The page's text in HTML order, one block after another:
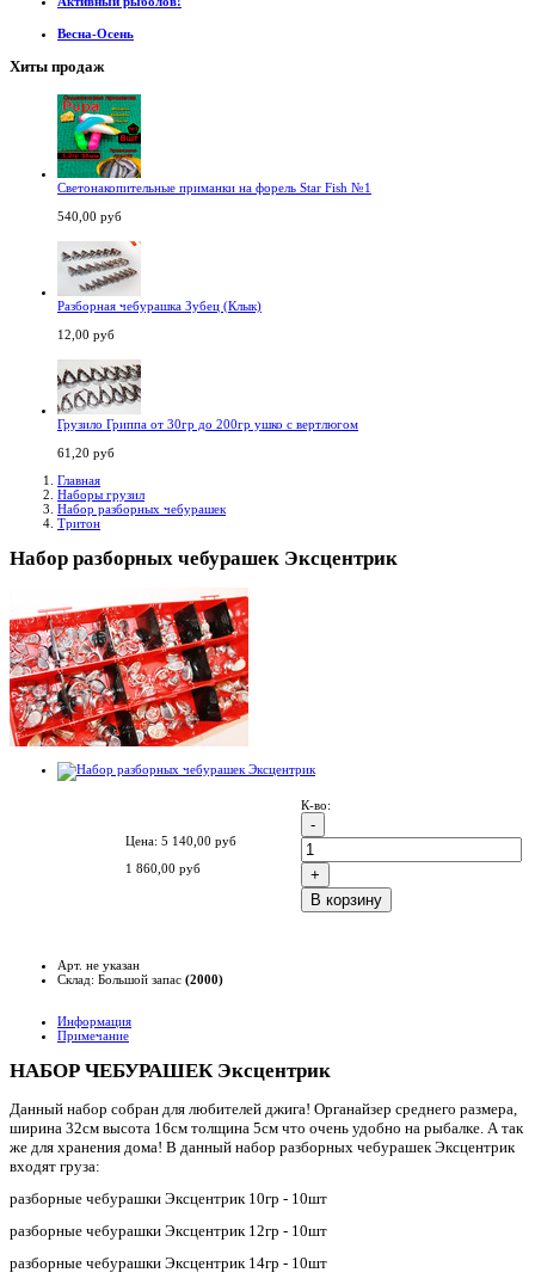
Весна-Осень
Хиты продаж
Светонакопительные приманки на форель Star Fish №1
540,00 руб
Разборная чебурашка Зубец (Клык)
12,00 руб
Грузило Гриппа от 30гр до 200гр ушко с вертлюгом
61,20 руб
Главная
Наборы грузил
Набор разборных чебурашек
Тритон
Набор разборных чебурашек Эксцентрик
Цена: 5 140,00 руб
1 860,00 руб
К-во:
B корзину
Арт. не указан
Склад: Большой запас (2000)
Информация
Примечание
НАБОР ЧЕБУРАШЕК Эксцентрик
Данный набор собран для любителей джига! Органайзер среднего размера,
ширина 32см высота 16см толщина 5см что очень удобно на рыбалке. А так
же для хранения дома! В данный набор разборных чебурашек Эксцентрик
входят груза:
разборные чебурашки Эксцентрик 10гр - 10шт
разборные чебурашки Эксцентрик 12гр - 10шт
разборные чебурашки Эксцентрик 14гр - 10шт